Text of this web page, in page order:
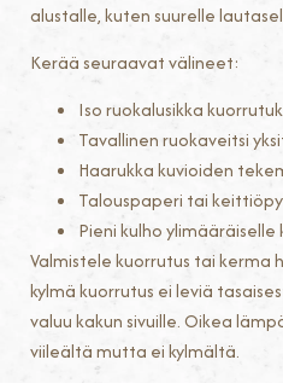
alustalle, kuten suurelle
Kerää seuraavat välineet:
Iso ruokalusikka
Tavallinen ruokaveitsi
Haarukka kuvioiden
Talouspaperi tai
Pieni kulho
Valmistele kuorrutus tai kerma
kylmä kuorrutus ei leviä
valuu kakun sivuille. Oikea
viileältä mutta ei kylmältä.